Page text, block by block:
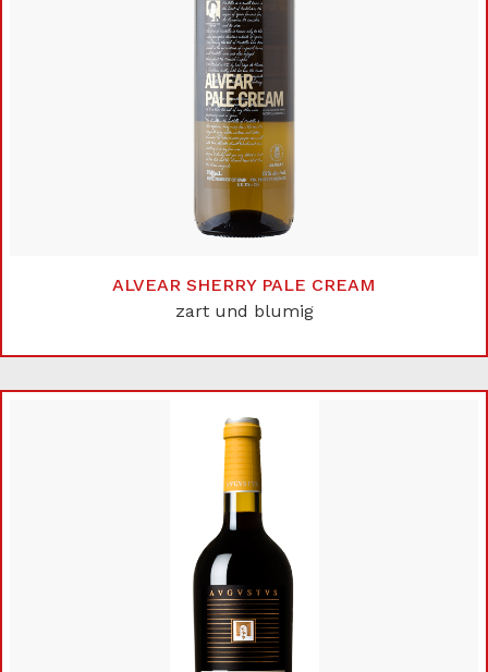
ALVEAR SHERRY PALE CREAM
zart und blumig